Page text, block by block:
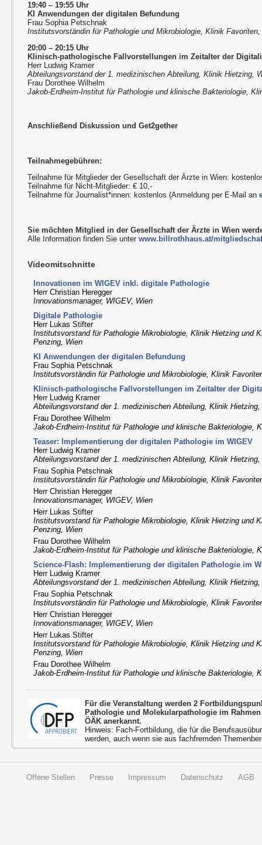
19:40 – 19:55 Uhr
KI Anwendungen der digitalen Befundung
Frau Sophia Petschnak
Institutsvorständin für Pathologie und Mikrobiologie, Klinik Favoriten,
20:00 – 20:15 Uhr
Klinisch-pathologische Fallvorstellungen im Zeitalter der
Herr Ludwig Kramer
Abteilungsvorstand der 1. medizinischen Abteilung, Klinik Hietzing,
Frau Dorothee Wilhelm
Jakob-Erdheim-Institut für Pathologie und klinische Bakteriologie,
Anschließend Diskussion und Get2gether
Teilnahmegebühren:
Teilnahme für Mitglieder der Gesellschaft der Ärzte in Wien:
Teilnahme für Nicht-Mitglieder: € 10,-
Teilnahme für Journalist*innen: kostenlos (Anmeldung per E-Mail an
Sie möchten Mitglied in der Gesellschaft der Ärzte in Wien
Alle Information finden Sie unterwww.billrothhaus.at/
Videomitschnitte
Innovationen im WIGEV inkl. digitale Pathologie
Herr Christian Heregger
Innovationsmanager, WIGEV, Wien
Digitale Pathologie
Herr Lukas Stifter
Institutsvorstand für Pathologie Mikrobiologie, Klinik Hietzing und
Penzing, Wien
KI Anwendungen der digitalen Befundung
Frau Sophia Petschnak
Institutsvorständin für Pathologie und Mikrobiologie, Klinik
Klinisch-pathologische Fallvorstellungen im Zeitalter der
Herr Ludwig Kramer
Abteilungsvorstand der 1. medizinischen Abteilung, Klinik Hietzing,
Frau Dorothee Wilhelm
Jakob-Erdheim-Institut für Pathologie und klinische Bakteriologie,
Teaser: Implementierung der digitalen Pathologie im WIGEV
Herr Ludwig Kramer
Abteilungsvorstand der 1. medizinischen Abteilung, Klinik Hietzing,
Frau Sophia Petschnak
Institutsvorständin für Pathologie und Mikrobiologie, Klinik
Herr Christian Heregger
Innovationsmanager, WIGEV, Wien
Herr Lukas Stifter
Institutsvorstand für Pathologie Mikrobiologie, Klinik Hietzing und
Penzing, Wien
Frau Dorothee Wilhelm
Jakob-Erdheim-Institut für Pathologie und klinische Bakteriologie,
Science-Flash: Implementierung der digitalen Pathologie im
Herr Ludwig Kramer
Abteilungsvorstand der 1. medizinischen Abteilung, Klinik Hietzing,
Frau Sophia Petschnak
Institutsvorständin für Pathologie und Mikrobiologie, Klinik
Herr Christian Heregger
Innovationsmanager, WIGEV, Wien
Herr Lukas Stifter
Institutsvorstand für Pathologie Mikrobiologie, Klinik Hietzing und
Penzing, Wien
Frau Dorothee Wilhelm
Jakob-Erdheim-Institut für Pathologie und klinische Bakteriologie,
Für die Veranstaltung werden 2
Pathologie und Molekularpathologie im
ÖÄK anerkannt.
Hinweis: Fach-Fortbildung, die für die
werden, auch wenn sie aus fachfremden
Offene Stellen Presse Impressum Datenschutz AGB